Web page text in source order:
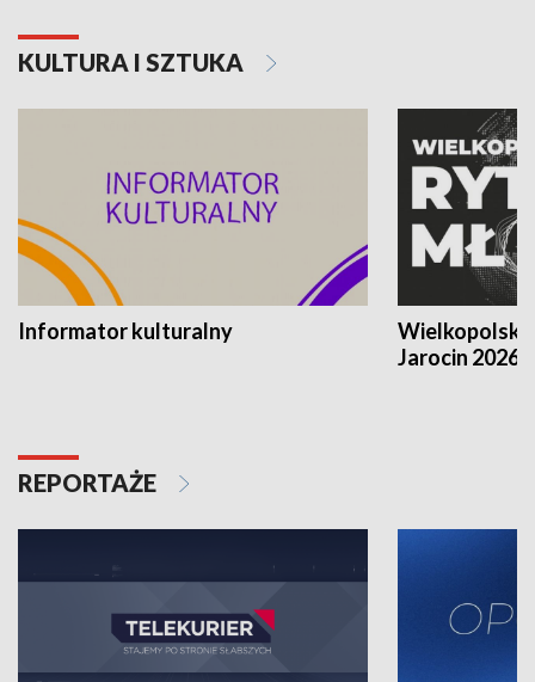
KULTURA I SZTUKA
Informator kulturalny
Jarocin 2026
REPORTAŻE